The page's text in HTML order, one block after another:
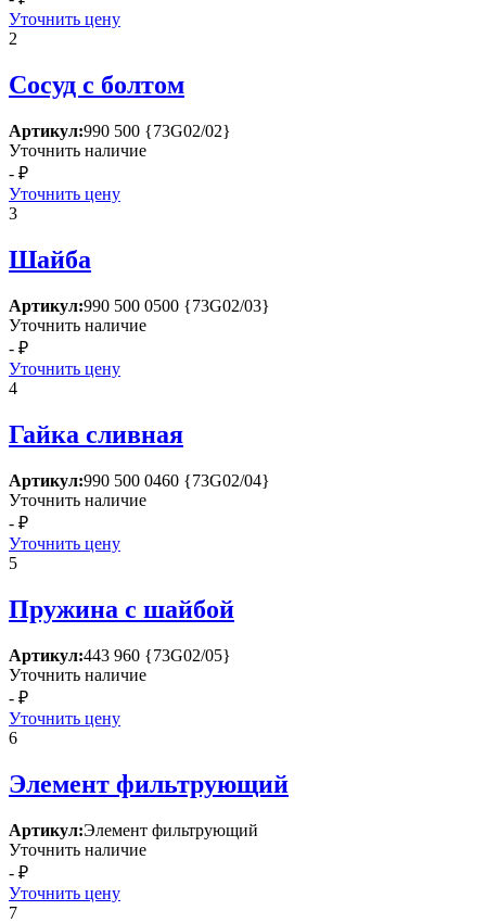
Уточнить цену
2
Сосуд с болтом
Артикул:990 500 {73G02/02}
Уточнить наличие
- ₽
Уточнить цену
3
Шайба
Артикул:990 500 0500 {73G02/03}
Уточнить наличие
- ₽
Уточнить цену
4
Гайка сливная
Артикул:990 500 0460 {73G02/04}
Уточнить наличие
- ₽
Уточнить цену
5
Пружина с шайбой
Артикул:443 960 {73G02/05}
Уточнить наличие
- ₽
Уточнить цену
6
Элемент фильтрующий
Артикул:Элемент фильтрующий
Уточнить наличие
- ₽
Уточнить цену
7